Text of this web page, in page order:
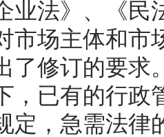
业法》、《民
市场主体和
了修订的要求
，已有的行政
定，急需法律